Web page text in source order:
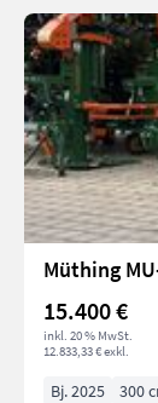
Müthing
15.400 €
inkl. 20 % MwSt.
12.833,33 € exkl.
Bj. 2025 300